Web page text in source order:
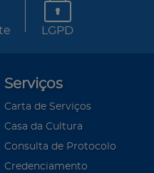
LGPD
Serviços
Carta de Serviços
Casa da Cultura
Consulta de Protocolo
Credenciamento